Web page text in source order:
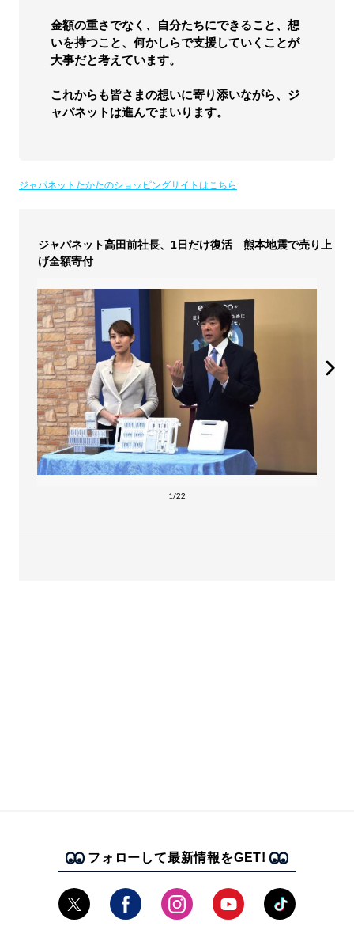
金額の重さでなく、自分たちにできること、想
いを持つこと、何かしらで支援していくことが
大事だと考えています。
これからも皆さまの想いに寄り添いながら、ジ
ャパネットは進んでまいります。
ジャパネットたかたのショッピングサイトはこちら
ジャパネット高田前社長、1日だけ復活 熊本地震で売り上
げ全額寄付
1/22
フォローして最新情報をGET!